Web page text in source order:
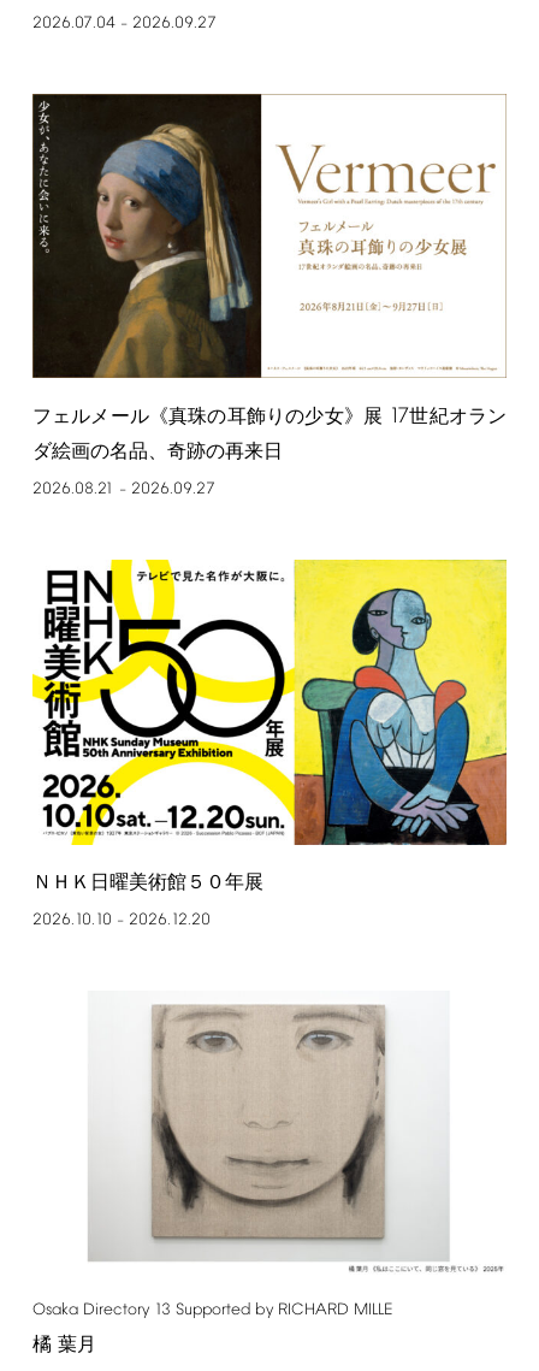
2026.07.04– 2026.09.27
フェルメール《真珠の耳飾りの少女》展 17世紀オラン
ダ絵画の名品、奇跡の再来日
2026.08.21 – 2026.09.27
ＮＨＫ日曜美術館５０年展
2026.10.10 – 2026.12.20
Osaka Directory 13 Supported by RICHARD MILLE
橘 葉月